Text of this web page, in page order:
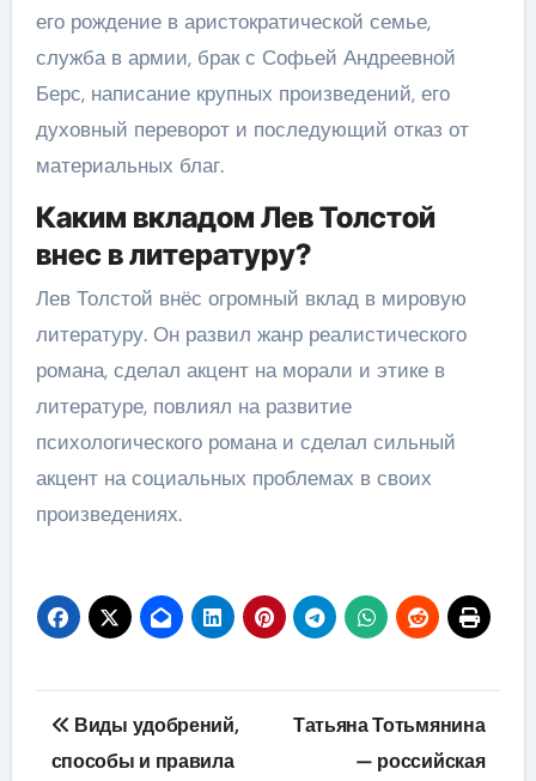
его рождение в аристократической семье,
служба в армии, брак с Софьей Андреевной
Берс, написание крупных произведений, его
духовный переворот и последующий отказ от
материальных благ.
Каким вкладом Лев Толстой
внес в литературу?
Лев Толстой внёс огромный вклад в мировую
литературу. Он развил жанр реалистического
романа, сделал акцент на морали и этике в
литературе, повлиял на развитие
психологического романа и сделал сильный
акцент на социальных проблемах в своих
произведениях.
Навигация
по
Виды удобрений,
способы и правила
Татьяна Тотьмянина
— российская